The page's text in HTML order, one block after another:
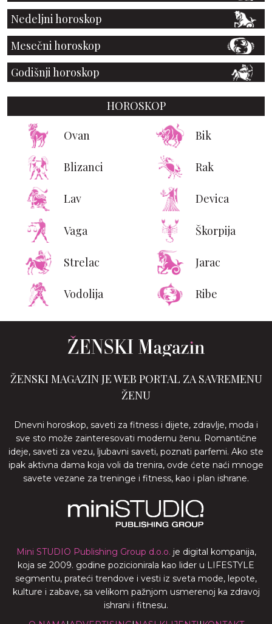
Nedeljni horoskop
Mesečni horoskop
Godišnji horoskop
HOROSKOP
Ovan Bik
Blizanci Rak
Lav Devica
Vaga Škorpija
Strelac Jarac
Vodolija Ribe
ŽENSKI MAGAZIN JE WEB PORTAL ZA SAVREMENU
ŽENU
Dnevni horoskop, saveti za fitness i dijete, zdravlje, moda i
sve sto može zainteresovati modernu ženu. Romantične
ideje, saveti za vezu, ljubavni saveti, poznati parfemi. Ako ste
ipak aktivna dama koja voli da trenira, ovde ćete naći mnoge
savete vezane za treninge i fitness, kao i plan ishrane.
Mini STUDIO Publishing Group d.o.o. je digital kompanija,
koja se 2009. godine pozicionirala kao lider u LIFESTYLE
segmentu, prateći trendove i vesti iz sveta mode, lepote,
kulture i zabave, sa velikom pažnjom usmerenoj ka zdravoj
ishrani i fitnesu.